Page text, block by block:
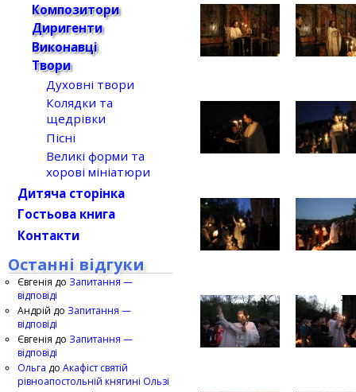
Композитори
Диригенти
Виконавці
Твори
Духовні твори
Колядки та
щедрівки
Пісні
Великі форми та
хорові мініатюри
Дитяча сторінка
Гостьова книга
Контакти
Останні відгуки
Євгенія до Запитання —
відповіді
Андрій до Запитання —
відповіді
Євгенія до Запитання —
відповіді
Ольга до Акафіст святій
рівноапостольній княгині Ользі